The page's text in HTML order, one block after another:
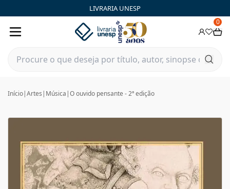
LIVRARIA UNESP
0
Início|Artes | Música |O ouvido pensante - 2ª edição